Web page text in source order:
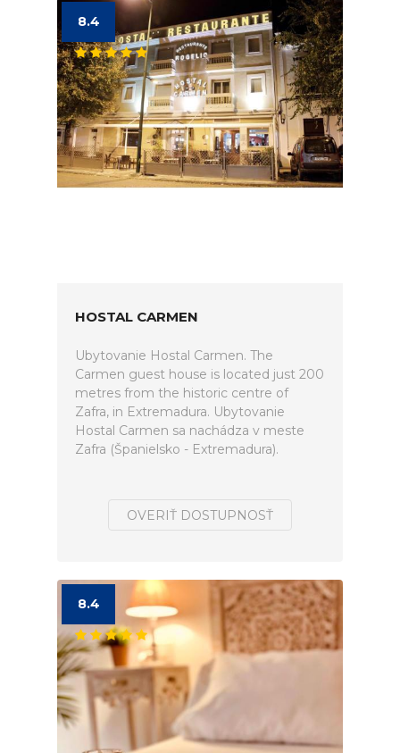
8.4
HOSTAL CARMEN
Ubytovanie Hostal Carmen. The
Carmen guest house is located just 200
metres from the historic centre of
Zafra, in Extremadura. Ubytovanie
Hostal Carmen sa nachádza v meste
Zafra (Španielsko - Extremadura).
OVERIŤ DOSTUPNOSŤ
8.4